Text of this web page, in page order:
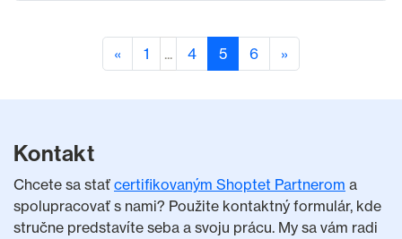
« 1 ... 4 5 6 »
Kontakt
Chcete sa stať certifikovaným Shoptet Partnerom a
spolupracovať s nami? Použite kontaktný formulár, kde
stručne predstavíte seba a svoju prácu. My sa vám radi